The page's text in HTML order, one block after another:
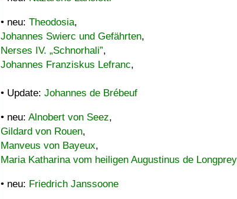
• neu: Theodosia,
Johannes Swierc und Gefährten,
Nerses IV. „Schnorhali”,
Johannes Franziskus Lefranc,
• Update: Johannes de Brébeuf
• neu: Alnobert von Seez,
Gildard von Rouen,
Manveus von Bayeux,
Maria Katharina vom heiligen Augustinus de Longprey
• neu: Friedrich Janssoone